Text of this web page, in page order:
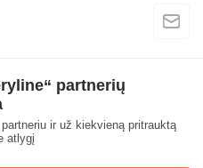
partnerių
ir už kiekvieną pritrauktą
atlygį